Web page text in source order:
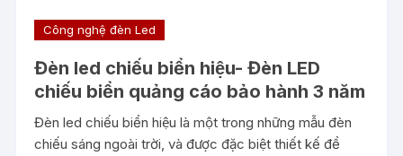
Công nghệ đèn Led
Đèn led chiếu biển hiệu- Đèn LED
chiếu biển quảng cáo bảo hành 3 năm
Đèn led chiếu biển hiệu là một trong những mẫu đèn
chiếu sáng ngoài trời, và được đặc biệt thiết kế để